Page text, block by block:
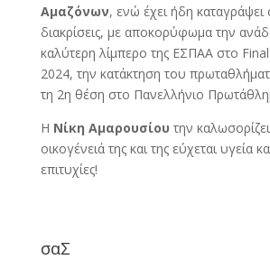
Αμαζόνων, ενώ έχει ήδη καταγράψει
διακρίσεις, με αποκορύφωμα την
καλύτερη λίμπερο της ΕΣΠΑΑ στο
2024, την κατάκτηση του
τη 2η θέση στο Πανελλήνιο
Η Νίκη Αμαρουσίου την
οικογένειά της και της εύχεται υγεία
επιτυχίες!
σαΣ